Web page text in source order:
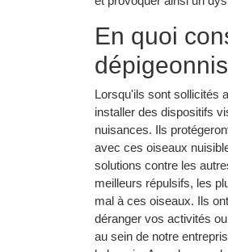
En quoi
Lorsqu'ils sont sollicités
installer des dispositifs
nuisances. Ils
avec ces oiseaux
solutions contre les
meilleurs répulsifs, les
mal à ces oiseaux. Ils
déranger vos activités
au sein de notre